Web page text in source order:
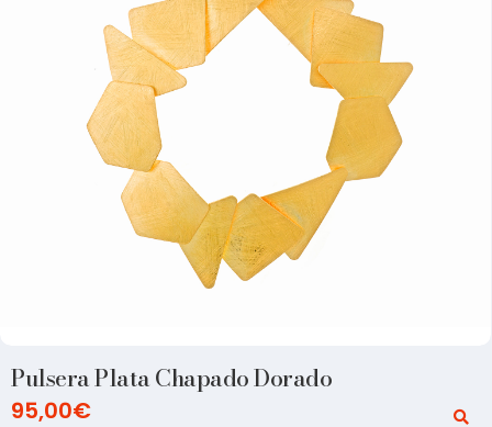
Pulsera Plata Chapado Dorado
95,00€